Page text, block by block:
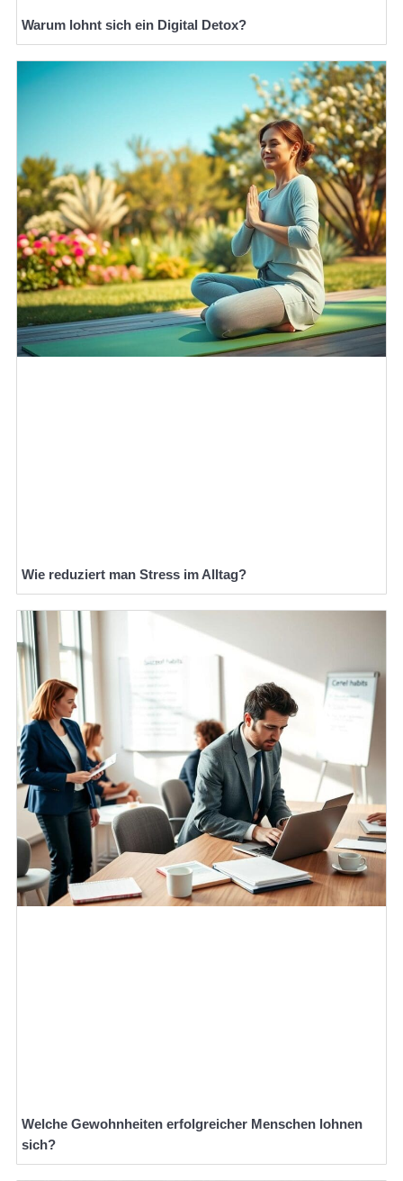
Warum lohnt sich ein Digital Detox?
Wie reduziert man Stress im Alltag?
Welche Gewohnheiten erfolgreicher Menschen lohnen
sich?